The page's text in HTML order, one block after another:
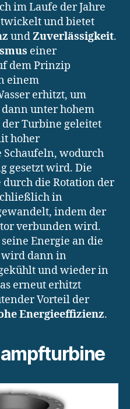
im Laufe der Jahre
und bietet
undZuverlässigkeit.
einer
dem Prinzip
einem
erhitzt, um
unter hohem
Turbine geleitet
hoher
wodurch
gesetzt wird. Die
die Rotation der
in
indem der
verbunden wird.
Energie an die
wird dann in
und wieder in
erneut erhitzt
Vorteil der
Energieeffizienz.